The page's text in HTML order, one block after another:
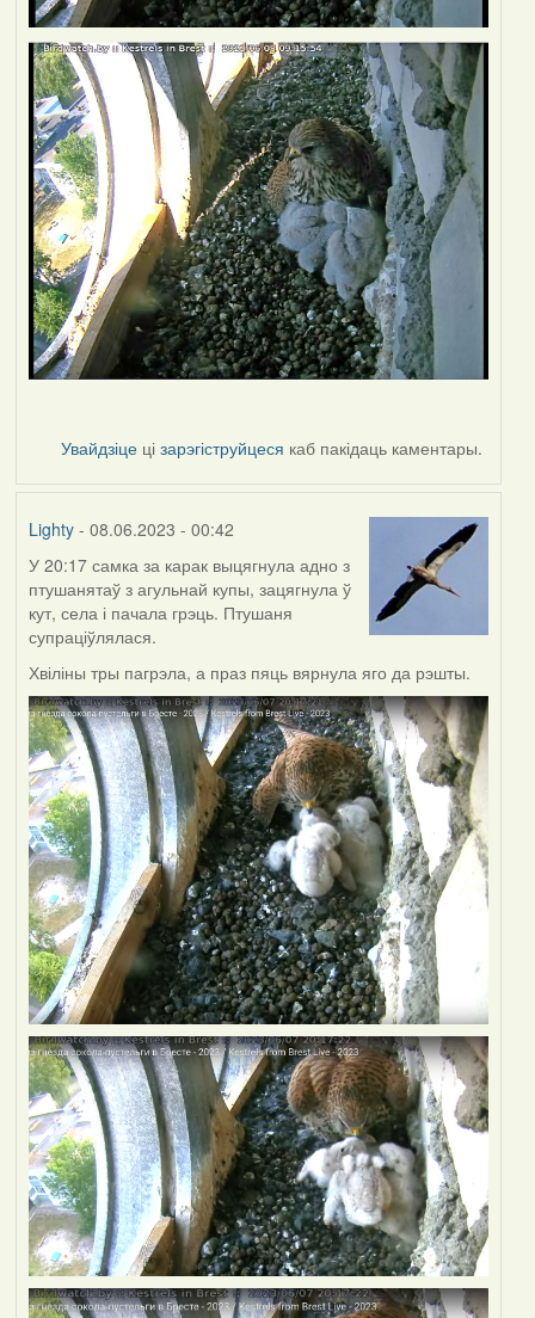
Увайдзіце цізарэгіструйцеся каб пакідаць каментары.
Lighty- 08.06.2023 - 00:42
У 20:17 самка за карак выцягнула адно з
птушанятаў з агульнай купы, зацягнула ў
кут, села і пачала грэць. Птушаня
супраціўлялася.
Хвіліны тры пагрэла, а праз пяць вярнула яго да рэшты.